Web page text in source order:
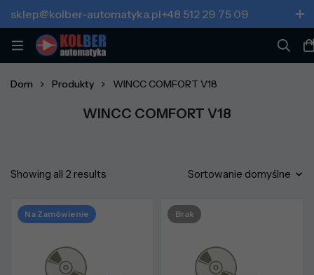
sklep@kolber-automatyka.pl+48 512 29 75 09
Dom Produkty WINCC COMFORT V18
WINCC COMFORT V18
Showing all 2 results Sortowanie domyślne
Na Zamówienie Brak